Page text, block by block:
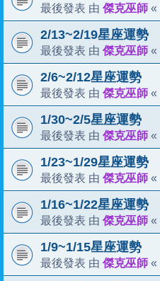
最後發表 由 傑克巫師 «
2/13~2/19星座運勢
最後發表 由 傑克巫師 «
2/6~2/12星座運勢
最後發表 由 傑克巫師 «
1/30~2/5星座運勢
最後發表 由 傑克巫師 «
1/23~1/29星座運勢
最後發表 由 傑克巫師 «
1/16~1/22星座運勢
最後發表 由 傑克巫師 «
1/9~1/15星座運勢
最後發表 由 傑克巫師 «